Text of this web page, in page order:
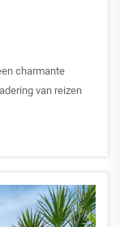
charmante
van reizen
zijn naar